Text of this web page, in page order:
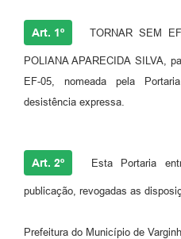
Art. 1º TORNAR SEM
POLIANA APARECIDA SILVA,
EF-05, nomeada pela
desistência expressa.
Art. 2º Esta Portaria
publicação, revogadas as
Prefeitura do Município de